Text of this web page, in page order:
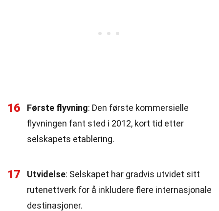
16 Første flyvning: Den første kommersielle
flyvningen fant sted i 2012, kort tid etter
selskapets etablering.
17 Utvidelse: Selskapet har gradvis utvidet sitt
rutenettverk for å inkludere flere internasjonale
destinasjoner.